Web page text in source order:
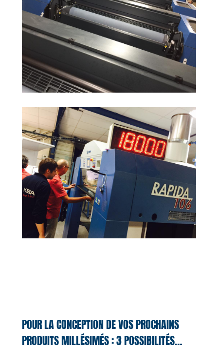
POUR LA CONCEPTION DE VOS PROCHAINS
PRODUITS MILLÉSIMÉS : 3 POSSIBILITÉS…